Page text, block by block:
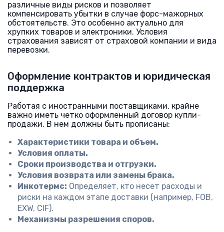
различные виды рисков и позволяет
компенсировать убытки в случае форс-мажорных
обстоятельств. Это особенно актуально для
хрупких товаров и электроники. Условия
страхования зависят от страховой компании и вида
перевозки.
Оформление контрактов и юридическая
поддержка
Работая с иностранными поставщиками, крайне
важно иметь четко оформленный договор купли-
продажи. В нем должны быть прописаны:
Характеристики товара и объем.
Условия оплаты.
Сроки производства и отгрузки.
Условия возврата или замены брака.
Инкотермс: Определяет, кто несет расходы и
риски на каждом этапе доставки (например, FOB,
EXW, CIF).
Механизмы разрешения споров.